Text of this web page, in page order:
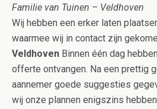
Familie van Tuinen – Veldhoven
Wij hebben een erker laten
waarmee wij in contact zijn
Veldhoven Binnen één dag
offerte ontvangen. Na een prettig
aannemer goede suggesties
wij onze plannen enigszins